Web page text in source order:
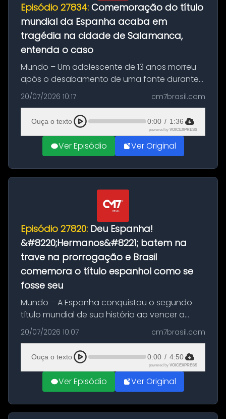
Episódio 27834: Comemoração do título
mundial da Espanha acaba em
tragédia na cidade de Salamanca,
entenda o caso
Mundo – Um adolescente de 13 anos morreu
após o desabamento de uma fonte durante
as comemorações pelo título da Copa do
Mundo conquistado pela Espanha, em
Ciudad Rodrigo, na província de Salamanca,
no...
20/07/2026 10:17 cm7brasil.com
Ouça o texto 0:00 / 1:36
powered by VOICEXPRESS
Ver Episódio Ver Original
Episódio 27820: Deu Espanha!
&#8220;Hermanos&#8221; batem na
trave na prorrogação e Brasil
comemora o título espanhol como se
fosse seu
Mundo – A Espanha conquistou o segundo
título mundial de sua história ao vencer a
Argentina por 1 a 0, neste domingo (19), na
decisão da Copa do Mundo de 2026. Depois
de um duelo sem gols durante o te...
20/07/2026 10:07 cm7brasil.com
Ouça o texto 0:00 / 4:50
powered by VOICEXPRESS
Ver Episódio Ver Original